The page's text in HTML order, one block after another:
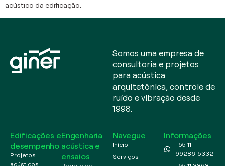
acústico da edificação.
Somos uma empresa de
consultoria e projetos
para acústica
arquitetônica, controle de
ruído e vibração desde
1998.
Navegue
Início
Serviços
Edificações e
desempenho
Projetos
acústicos
Engenharia
acústica e
ensaios
Informações
+55 11
99286-5332